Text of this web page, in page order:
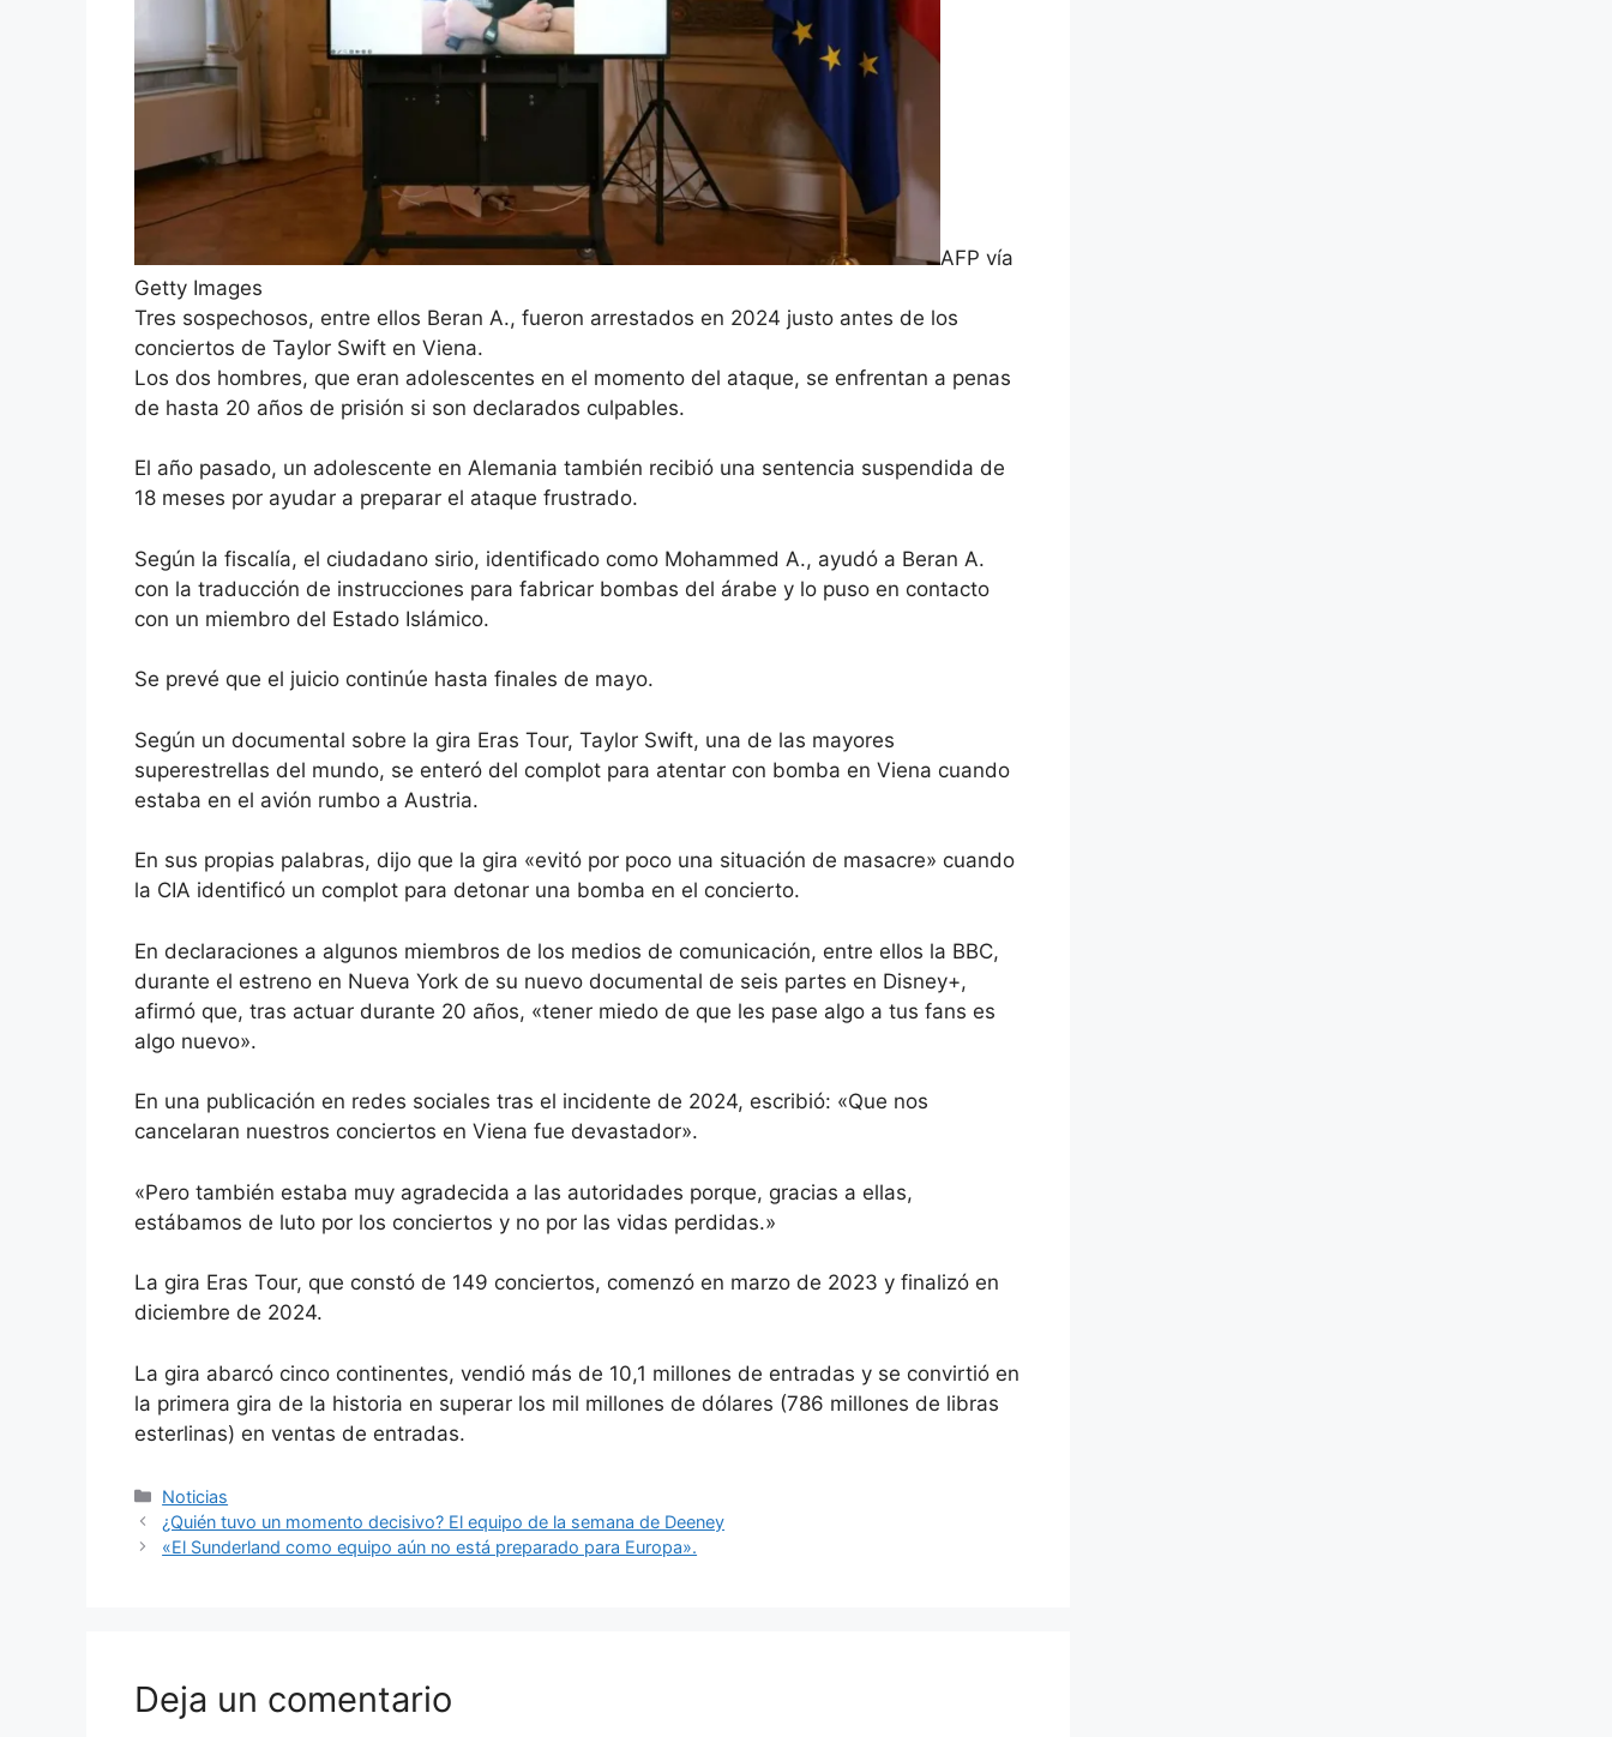
AFP vía
Getty Images
Tres sospechosos, entre ellos Beran A., fueron arrestados en 2024 justo antes de los
conciertos de Taylor Swift en Viena.
Los dos hombres, que eran adolescentes en el momento del ataque, se enfrentan a penas
de hasta 20 años de prisión si son declarados culpables.
El año pasado, un adolescente en Alemania también recibió una sentencia suspendida de
18 meses por ayudar a preparar el ataque frustrado.
Según la fiscalía, el ciudadano sirio, identificado como Mohammed A., ayudó a Beran A.
con la traducción de instrucciones para fabricar bombas del árabe y lo puso en contacto
con un miembro del Estado Islámico.
Se prevé que el juicio continúe hasta finales de mayo.
Según un documental sobre la gira Eras Tour, Taylor Swift, una de las mayores
superestrellas del mundo, se enteró del complot para atentar con bomba en Viena cuando
estaba en el avión rumbo a Austria.
En sus propias palabras, dijo que la gira «evitó por poco una situación de masacre» cuando
la CIA identificó un complot para detonar una bomba en el concierto.
En declaraciones a algunos miembros de los medios de comunicación, entre ellos la BBC,
durante el estreno en Nueva York de su nuevo documental de seis partes en Disney+,
afirmó que, tras actuar durante 20 años, «tener miedo de que les pase algo a tus fans es
algo nuevo».
En una publicación en redes sociales tras el incidente de 2024, escribió: «Que nos
cancelaran nuestros conciertos en Viena fue devastador».
«Pero también estaba muy agradecida a las autoridades porque, gracias a ellas,
estábamos de luto por los conciertos y no por las vidas perdidas.»
La gira Eras Tour, que constó de 149 conciertos, comenzó en marzo de 2023 y finalizó en
diciembre de 2024.
La gira abarcó cinco continentes, vendió más de 10,1 millones de entradas y se convirtió en
la primera gira de la historia en superar los mil millones de dólares (786 millones de libras
esterlinas) en ventas de entradas.
Categorías
Noticias
¿Quién tuvo un momento decisivo? El equipo de la semana de Deeney
«El Sunderland como equipo aún no está preparado para Europa».
Deja un comentario